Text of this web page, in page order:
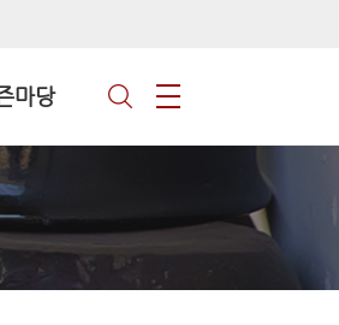
마당